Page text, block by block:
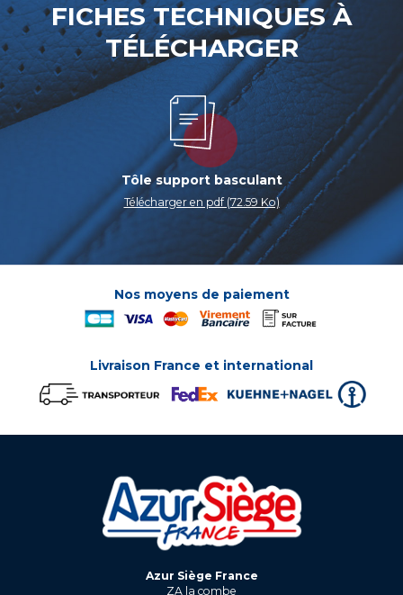
FICHES TECHNIQUES À
TÉLÉCHARGER
Tôle support basculant
Télécharger en pdf (72.59 Ko)
Nos moyens de paiement
Livraison France et international
Azur Siège France
ZA la combe